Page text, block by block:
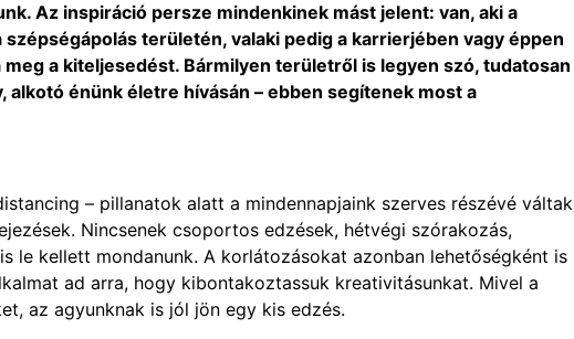
Az inspiráció persze mindenkinek mást jelent: van, aki a
szépségápolás területén, valaki pedig a karrierjében vagy éppen
meg a kiteljesedést. Bármilyen területről is legyen szó, tudatosan
alkotó énünk életre hívásán – ebben segítenek most a
– pillanatok alatt a mindennapjaink szerves részévé váltak
Nincsenek csoportos edzések, hétvégi szórakozás,
le kellett mondanunk. A korlátozásokat azonban lehetőségként is
ad arra, hogy kibontakoztassuk kreativitásunkat. Mivel a
az agyunknak is jól jön egy kis edzés.